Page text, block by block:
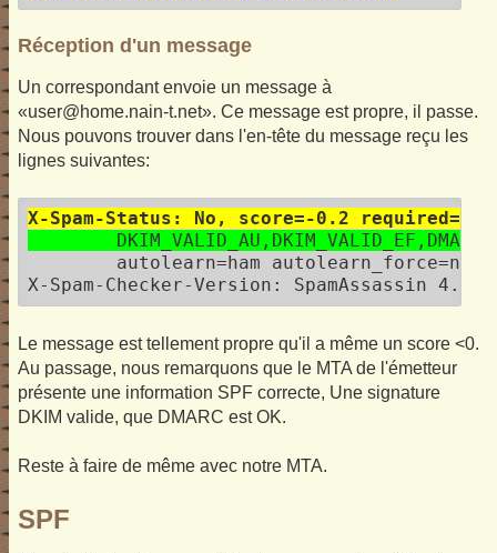
Réception d'un message
Un correspondant envoie un message à
«user@home.nain-t.net». Ce message est propre, il passe.
Nous pouvons trouver dans l'en-tête du message reçu les
lignes suivantes:
X-Spam-Status: No, score=-0.2
Le message est tellement propre qu'il a même un score <0.
Au passage, nous remarquons que le MTA de l'émetteur
présente une information SPF correcte, Une signature
DKIM valide, que DMARC est OK.
Reste à faire de même avec notre MTA.
SPF